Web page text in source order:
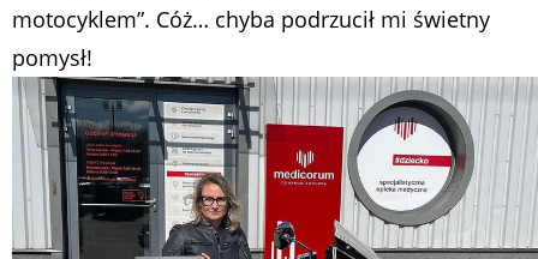
motocyklem”. Cóż… chyba podrzucił mi świetny
pomysł!